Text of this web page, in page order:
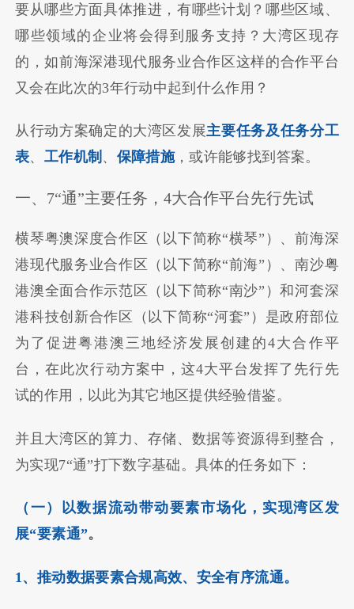
要从哪些方面具体推进，有哪些计划？哪些区域、
哪些领域的企业将会得到服务支持？大湾区现存
的，如前海深港现代服务业合作区这样的合作平台
又会在此次的3年行动中起到什么作用？
从行动方案确定的大湾区发展主要任务及任务分工
表、 工作机制 、 保障措施，或许能够找到答案。
一、7“通”主要任务，4大合作平台先行先试
横琴粤澳深度合作区（以下简称“横琴”）、前海深
港现代服务业合作区（以下简称“前海”）、南沙粤
港澳全面合作示范区（以下简称“南沙”）和河套深
港科技创新合作区（以下简称“河套”）是政府部位
为了促进粤港澳三地经济发展创建的4大合作平
台，在此次行动方案中，这4大平台发挥了先行先
试的作用，以此为其它地区提供经验借鉴。
并且大湾区的算力、存储、数据等资源得到整合，
为实现7“通”打下数字基础。具体的任务如下：
（一）以数据流动带动要素市场化，实现湾区发
展“要素通”。
1、推动数据要素合规高效、安全有序流通。